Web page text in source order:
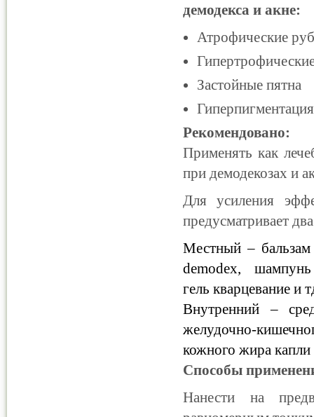
демодекса и акне:
Атрофические
Застойные пятна
Рекомендовано:
Применять как
при демодекозах и
Для усиления
предусматривает
Местный –
demodex,
гель кварцевание и
Внутренний –
желудочно-
кожного жира
Способы
Нанести на